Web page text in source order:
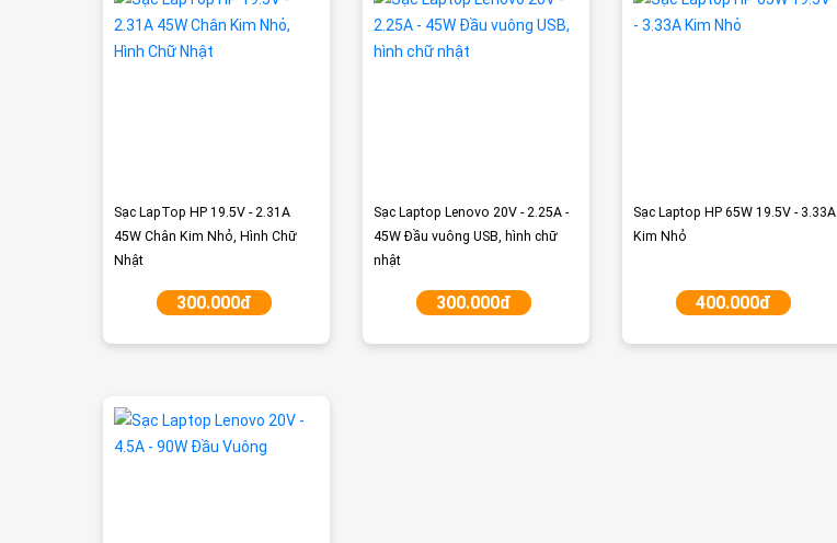
Sạc LapTop HP 19.5V - 2.31A
45W Chân Kim Nhỏ, Hình Chữ
Nhật
300.000đ
Sạc Laptop Lenovo 20V - 2.25A -
45W Đầu vuông USB, hình chữ
nhật
300.000đ
Sạc Laptop HP 65W 19.5V - 3.33A
Kim Nhỏ
400.000đ